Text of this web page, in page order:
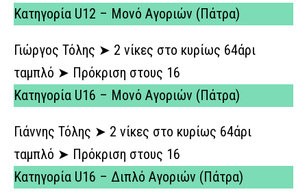
Κατηγορία U12 – Μονό Αγοριών (Πάτρα)
Γιώργος Τόλης ➤ 2 νίκες στο κυρίως 64άρι
ταμπλό ➤ Πρόκριση στους 16
Κατηγορία U16 – Μονό Αγοριών (Πάτρα)
Γιάννης Τόλης ➤ 2 νίκες στο κυρίως 64άρι
ταμπλό ➤ Πρόκριση στους 16
Κατηγορία U16 – Διπλό Αγοριών (Πάτρα)